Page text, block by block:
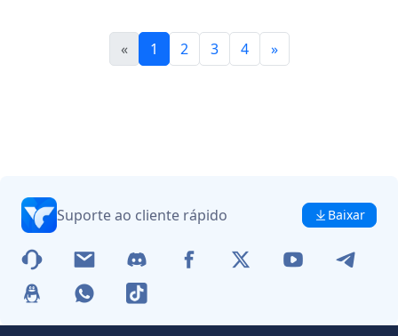
« 1 2 3 4 »
Suporte ao cliente rápido Baixar